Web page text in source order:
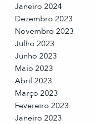
Janeiro 2024
Dezembro 2023
Novembro 2023
Julho 2023
Junho 2023
Maio 2023
Abril 2023
Março 2023
Fevereiro 2023
Janeiro 2023